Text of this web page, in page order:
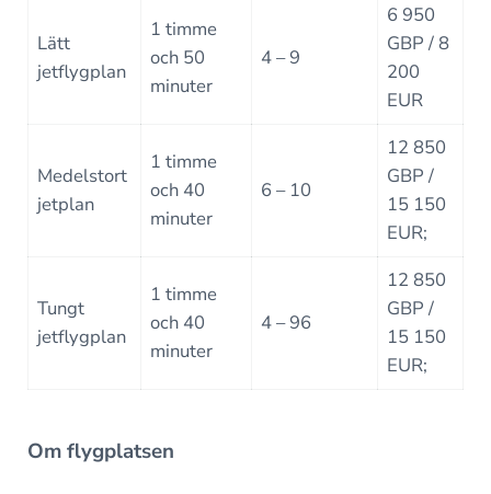
Lätt
jetflygplan
1 timme
och 50
minuter
4 – 9
6 950
GBP / 8
200
EUR
Medelstort
jetplan
1 timme
och 40
minuter
6 – 10
12 850
GBP /
15 150
EUR;
Tungt
jetflygplan
1 timme
och 40
minuter
4 – 96
12 850
GBP /
15 150
EUR;
Om flygplatsen